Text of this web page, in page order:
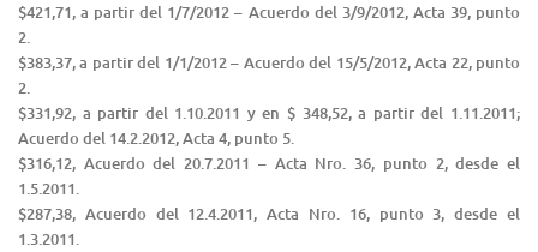
$421,71, a partir del 1/7/2012 – Acuerdo del 3/9/2012, Acta 39, punto
2.
$383,37, a partir del 1/1/2012 – Acuerdo del 15/5/2012, Acta 22, punto
2.
$331,92, a partir del 1.10.2011 y en $ 348,52, a partir del 1.11.2011;
Acuerdo del 14.2.2012, Acta 4, punto 5.
$316,12, Acuerdo del 20.7.2011 – Acta Nro. 36, punto 2, desde el
1.5.2011.
$287,38, Acuerdo del 12.4.2011, Acta Nro. 16, punto 3, desde el
1.3.2011.